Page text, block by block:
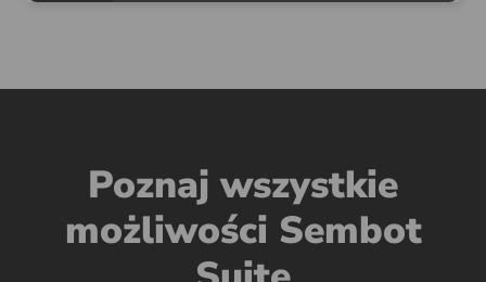
Poznaj wszystkie
możliwości Sembot